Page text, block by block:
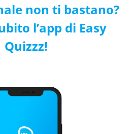
non ti bastano?
l’app di Easy
Quizzz!